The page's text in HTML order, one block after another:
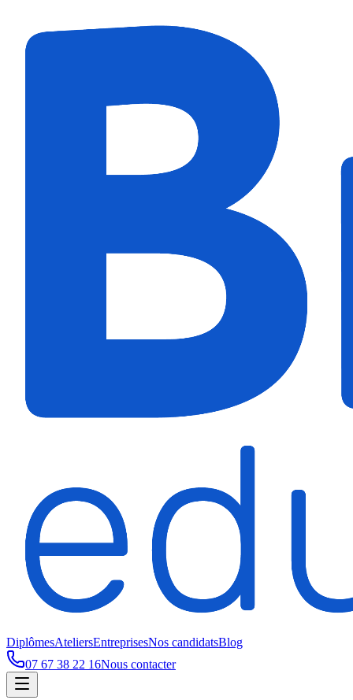
DiplômesAteliersEntreprisesNos candidatsBlog
07 67 38 22 16Nous contacter